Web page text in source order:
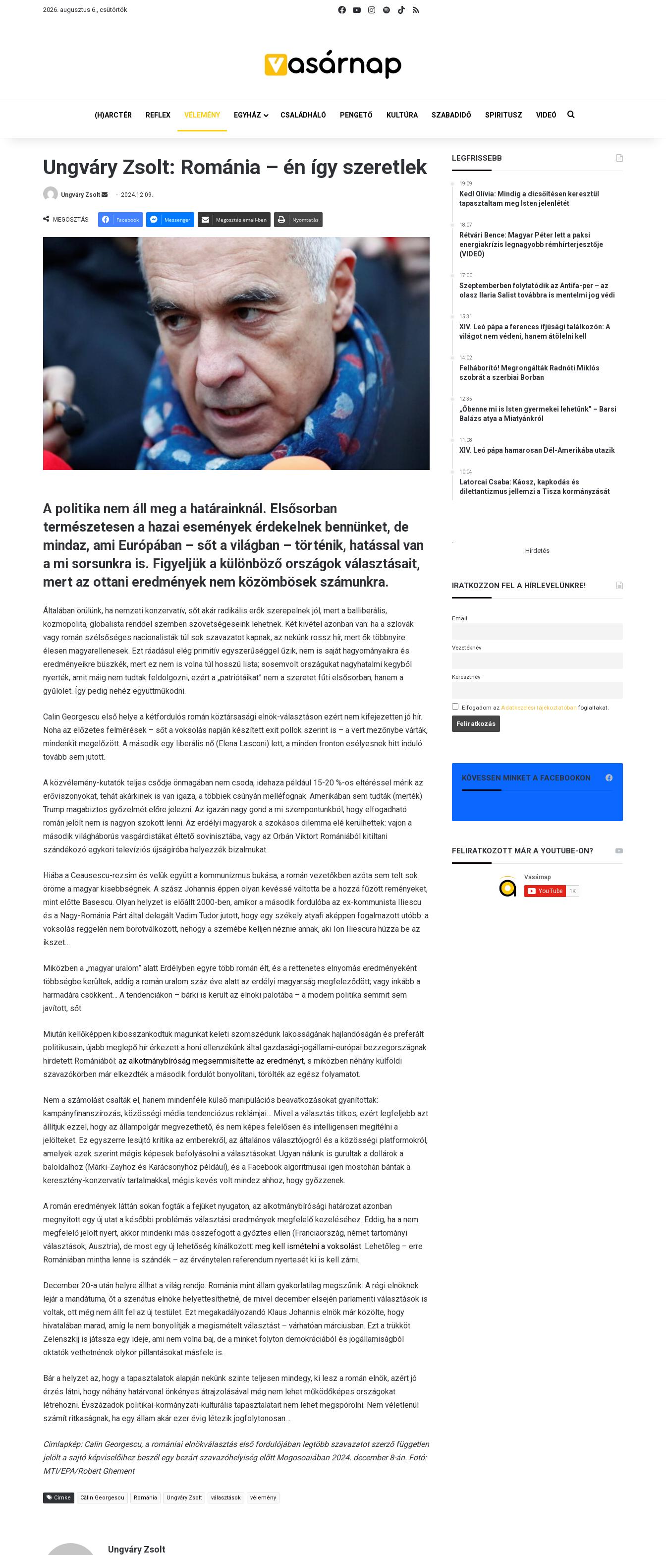
2026. augusztus 6., csütörtök FacebookYouTubeInstagram
SpotifyTikTokRSS
(H)ARCTÉR REFLEX VÉLEMÉNY EGYHÁZ CSALÁDHÁLÓ PENGETŐ KULTÚRA SZABADIDŐ SPIRITUSZ VIDEÓ Keresés:
Ungváry Zsolt: Románia – én így szeretlek
Ungváry Zsolt
Send
email
2024.12.09.
MEGOSZTÁS: Facebook Messenger Megosztás email-ben Nyomtatás
A politika nem áll meg a határainknál. Elsősorban
természetesen a hazai események érdekelnek bennünket, de
mindaz, ami Európában – sőt a világban – történik, hatással van
a mi sorsunkra is. Figyeljük a különböző országok választásait,
mert az ottani eredmények nem közömbösek számunkra.
Általában örülünk, ha nemzeti konzervatív, sőt akár radikális erők szerepelnek jól, mert a balliberális,
kozmopolita, globalista renddel szemben szövetségeseink lehetnek. Két kivétel azonban van: ha a szlovák
vagy román szélsőséges nacionalisták túl sok szavazatot kapnak, az nekünk rossz hír, mert ők többnyire
élesen magyarellenesek. Ezt ráadásul elég primitív egyszerűséggel űzik, nem is saját hagyományaikra és
eredményeikre büszkék, mert ez nem is volna túl hosszú lista; sosemvolt országukat nagyhatalmi kegyből
nyerték, amit máig nem tudtak feldolgozni, ezért a „patriótáikat” nem a szeretet fűti elsősorban, hanem a
gyűlölet. Így pedig nehéz együttműködni.
Calin Georgescu első helye a kétfordulós román köztársasági elnök-választáson ezért nem kifejezetten jó hír.
Noha az előzetes felmérések – sőt a voksolás napján készített exit pollok szerint is – a vert mezőnybe várták,
mindenkit megelőzött. A második egy liberális nő (Elena Lasconi) lett, a minden fronton esélyesnek hitt induló
tovább sem jutott.
A közvélemény-kutatók teljes csődje önmagában nem csoda, idehaza például 15-20 %-os eltéréssel mérik az
erőviszonyokat, tehát akárkinek is van igaza, a többiek csúnyán melléfognak. Amerikában sem tudták (merték)
Trump magabiztos győzelmét előre jelezni. Az igazán nagy gond a mi szempontunkból, hogy elfogadható
román jelölt nem is nagyon szokott lenni. Az erdélyi magyarok a szokásos dilemma elé kerülhettek: vajon a
második világháborús vasgárdistákat éltető sovinisztába, vagy az Orbán Viktort Romániából kitiltani
szándékozó egykori televíziós újságíróba helyezzék bizalmukat.
Hiába a Ceausescu-rezsim és velük együtt a kommunizmus bukása, a román vezetőkben azóta sem telt sok
öröme a magyar kisebbségnek. A szász Johannis éppen olyan kevéssé váltotta be a hozzá fűzött reményeket,
mint előtte Basescu. Olyan helyzet is előállt 2000-ben, amikor a második fordulóba az ex-kommunista Iliescu
és a Nagy-Románia Párt által delegált Vadim Tudor jutott, hogy egy székely atyafi aképpen fogalmazott utóbb: a
voksolás reggelén nem borotválkozott, nehogy a szemébe kelljen néznie annak, aki Ion Iliescura húzza be az
ikszet…
Miközben a „magyar uralom” alatt Erdélyben egyre több román élt, és a rettenetes elnyomás eredményeként
többségbe kerültek, addig a román uralom száz éve alatt az erdélyi magyarság megfeleződött; vagy inkább a
harmadára csökkent… A tendenciákon – bárki is került az elnöki palotába – a modern politika semmit sem
javított, sőt.
Miután kellőképpen kibosszankodtuk magunkat keleti szomszédunk lakosságának hajlandóságán és preferált
politikusain, újabb meglepő hír érkezett a honi ellenzékünk által gazdasági-jogállami-európai bezzegországnak
hirdetett Romániából: az alkotmánybíróság megsemmisítette az eredményt, s miközben néhány külföldi
szavazókörben már elkezdték a második fordulót bonyolítani, törölték az egész folyamatot.
Nem a számolást csalták el, hanem mindenféle külső manipulációs beavatkozásokat gyanítottak:
kampányfinanszírozás, közösségi média tendenciózus reklámjai… Mivel a választás titkos, ezért legfeljebb azt
állítjuk ezzel, hogy az állampolgár megvezethető, és nem képes felelősen és intelligensen megítélni a
jelölteket. Ez egyszerre lesújtó kritika az emberekről, az általános választójogról és a közösségi platformokról,
amelyek ezek szerint mégis képesek befolyásolni a választásokat. Ugyan nálunk is gurultak a dollárok a
baloldalhoz (Márki-Zayhoz és Karácsonyhoz például), és a Facebook algoritmusai igen mostohán bántak a
keresztény-konzervatív tartalmakkal, mégis kevés volt mindez ahhoz, hogy győzzenek.
A román eredmények láttán sokan fogták a fejüket nyugaton, az alkotmánybírósági határozat azonban
megnyitott egy új utat a későbbi problémás választási eredmények megfelelő kezeléséhez. Eddig, ha a nem
megfelelő jelölt nyert, akkor mindenki más összefogott a győztes ellen (Franciaország, német tartományi
választások, Ausztria), de most egy új lehetőség kínálkozott: meg kell ismételni a voksolást. Lehetőleg – erre
Romániában mintha lenne is szándék – az érvénytelen referendum nyertesét ki is kell zárni.
December 20-a után helyre állhat a világ rendje: Románia mint állam gyakorlatilag megszűnik. A régi elnöknek
lejár a mandátuma, őt a szenátus elnöke helyettesíthetné, de mivel december elsején parlamenti választások is
voltak, ott még nem állt fel az új testület. Ezt megakadályozandó Klaus Johannis elnök már közölte, hogy
hivatalában marad, amíg le nem bonyolítják a megismételt választást – várhatóan márciusban. Ezt a trükköt
Zelenszkij is játssza egy ideje, ami nem volna baj, de a minket folyton demokráciából és jogállamiságból
oktatók vethetnének olykor pillantásokat másfele is.
Bár a helyzet az, hogy a tapasztalatok alapján nekünk szinte teljesen mindegy, ki lesz a román elnök, azért jó
érzés látni, hogy néhány határvonal önkényes átrajzolásával még nem lehet működőképes országokat
létrehozni. Évszázadok politikai-kormányzati-kulturális tapasztalatait nem lehet megspórolni. Nem véletlenül
számít ritkaságnak, ha egy állam akár ezer évig létezik jogfolytonosan…
Címlapkép: Calin Georgescu, a romániai elnökválasztás első fordulójában legtöbb szavazatot szerző független
jelölt a sajtó képviselőihez beszél egy bezárt szavazóhelyiség előtt Mogosoaiában 2024. december 8-án. Fotó:
MTI/EPA/Robert Ghement
Címke Călin Georgescu Románia Ungváry Zsolt választások vélemény
Ungváry Zsolt
LEGFRISSEBB
19:09
Kedl Olívia: Mindig a dicsőítésen keresztül
tapasztaltam meg Isten jelenlétét
18:07
Rétvári Bence: Magyar Péter lett a paksi
energiakrízis legnagyobb rémhírterjesztője
(VIDEÓ)
17:00
Szeptemberben folytatódik az Antifa-per – az
olasz Ilaria Salist továbbra is mentelmi jog védi
15:31
XIV. Leó pápa a ferences ifjúsági találkozón: A
világot nem védeni, hanem átölelni kell
14:02
Felháborító! Megrongálták Radnóti Miklós
szobrát a szerbiai Borban
12:35
„Őbenne mi is Isten gyermekei lehetünk” – Barsi
Balázs atya a Miatyánkról
11:08
XIV. Leó pápa hamarosan Dél-Amerikába utazik
10:04
Latorcai Csaba: Káosz, kapkodás és
dilettantizmus jellemzi a Tisza kormányzását
.
Hirdetés
IRATKOZZON FEL A HÍRLEVELÜNKRE!
Email
Vezetéknév
Keresztnév
Elfogadom az Adatkezelési tájékoztatóban foglaltakat.
KÖVESSEN MINKET A FACEBOOKON
FELIRATKOZOTT MÁR A YOUTUBE-ON?